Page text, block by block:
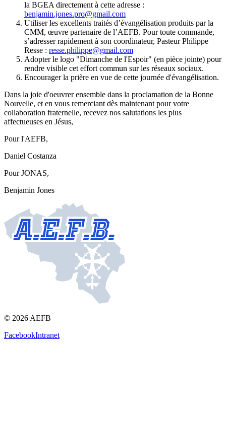
la BGEA directement à cette adresse :
benjamin.jones.pro@gmail.com
Utiliser les excellents traités d’évangélisation produits par la
CMM, œuvre partenaire de l’AEFB. Pour toute commande,
s’adresser rapidement à son coordinateur, Pasteur Philippe
Resse : resse.philippe@gmail.com
Adopter le logo "Dimanche de l'Espoir" (en pièce jointe) pour
rendre visible cet effort commun sur les réseaux sociaux.
Encourager la prière en vue de cette journée d'évangélisation.
Dans la joie d'oeuvrer ensemble dans la proclamation de la Bonne
Nouvelle, et en vous remerciant dès maintenant pour votre
collaboration fraternelle, recevez nos salutations les plus
affectueuses en Jésus,
Pour l'AEFB,
Daniel Costanza
Pour JONAS,
Benjamin Jones
© 2026 AEFB
FacebookIntranet